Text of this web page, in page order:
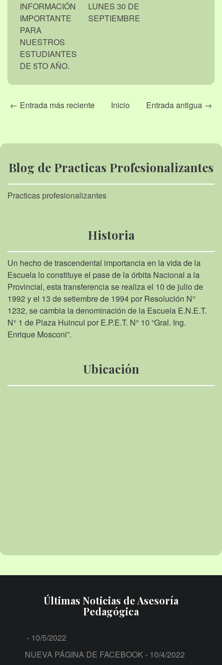
INFORMACIÓN
IMPORTANTE
PARA
NUESTROS
ESTUDIANTES
DE 5TO AÑO.
LUNES 30 DE
SEPTIEMBRE
← Entrada más reciente Entrada antigua →
Inicio
Blog de Practicas Profesionalizantes
Practicas profesionalizantes
Historia
Un hecho de trascendental importancia en la vida de la
Escuela lo constituye el pase de la órbita Nacional a la
Provincial, esta transferencia se realiza el 10 de julio de
1992 y el 13 de setiembre de 1994 por Resolución N°
1232, se cambia la denominación de la Escuela E.N.E.T.
N° 1 de Plaza Huincul por E.P.E.T. N° 10 “Gral. Ing.
Enrique Mosconi”.
Ubicación
Últimas Noticias de Asesoría
Pedagógica
- 10/5/2022
NUEVA PÁGINA DE FACEBOOK - 10/4/2022